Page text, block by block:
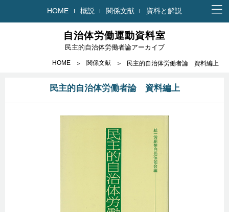
HOME 概説 関係文献 資料と解説
自治体労働運動資料室
民主的自治体労働者論アーカイブ
HOME 関係文献 民主的自治体労働者論 資料編上
民主的自治体労働者論 資料編上